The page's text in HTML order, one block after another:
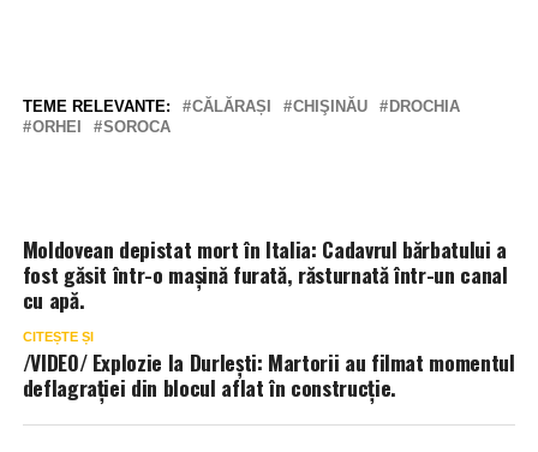
TEME RELEVANTE: CĂLĂRAȘI CHIŞINĂU
DROCHIA
ORHEI
SOROCA
Moldovean depistat mort în Italia: Cadavrul bărbatului a
fost găsit într-o mașină furată, răsturnată într-un canal
cu apă.
CITEȘTE ȘI
/VIDEO/ Explozie la Durlești: Martorii au filmat momentul
deflagrației din blocul aflat în construcție.